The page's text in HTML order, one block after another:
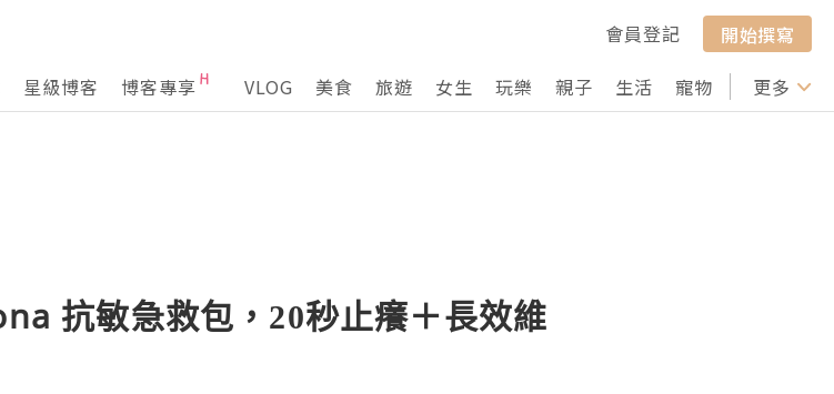
會員登記
開始撰寫
星級博客 博客專享 VLOG 美食 旅遊 女生 玩樂 親子 生活 寵物 行山 打卡
更多
抗敏急救包，20秒止癢＋長效維